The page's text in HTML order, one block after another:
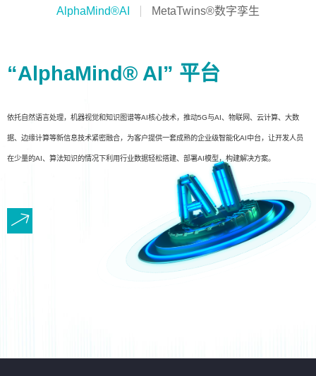
AlphaMind®AI MetaTwins®数字孪生
“AlphaMind® AI” 平台
依托自然语言处理，机器视觉和知识图谱等AI核心技术，推动5G与AI、物联网、云计算、大数
据、边缘计算等新信息技术紧密融合，为客户提供一套成熟的企业级智能化AI中台，让开发人员
在少量的AI、算法知识的情况下利用行业数据轻松搭建、部署AI模型，构建解决方案。